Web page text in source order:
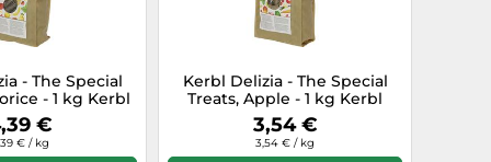
- The Special
- 1 kg Kerbl
€
€ / kg
Kerbl Delizia - The Special
Treats, Apple - 1 kg Kerbl
3,54 €
3,54 € / kg